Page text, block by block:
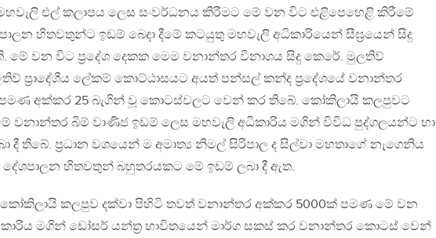
එල් කලාපය ලෙස සංවර්ධනය කිරීමට මේ වන විට එළිපෙහෙළි කිරීමේ
හිතවතුන්ට ඉඩම් බෙදා දීමේ කටයුතු මහවැලි අධිකාරියෙන් සීඝ‍්‍රයෙන් සිදු
මේ වන විට ප‍්‍රදේශ දෙකක මෙම වනාන්තර විනාශය සිදු කෙරේ. මුලතිව්
ප‍්‍රාදේශීය ලේකම් කොට්ඨාසයට අයත් පන්සල් කන්ද ප‍්‍රදේශයේ වනාන්තර
පමණ අක්කර 25 බැගින් වූ කොටස්වලට වෙන් කර තිබේ. කෝකිලායි කලපුවට
වනාන්තර බිම් වාණිජ ඉඩම් ලෙස මහවැලි අධිකාරිය මගින් විවිධ පුද්ගලයන්ට හා
දී තිබේ. ප‍්‍රධාන වශයෙන් ම අමාත්‍ය නිමල් සිරිපාල ද සිල්වා මහතාගේ නැගෙනිය
හිතවතුන් බහුතරයකට මේ ඉඩම් ලබා දී ඇත.
කෝකිලායි කලපුව දක්වා පිහිටි තවත් වනාන්තර අක්කර 5000ක් පමණ මේ වන
මගින් ඩෝසර් යන්ත‍්‍ර භාවිතයෙන් මාර්ග සකස් කර වනාන්තර කොටස් වෙන්